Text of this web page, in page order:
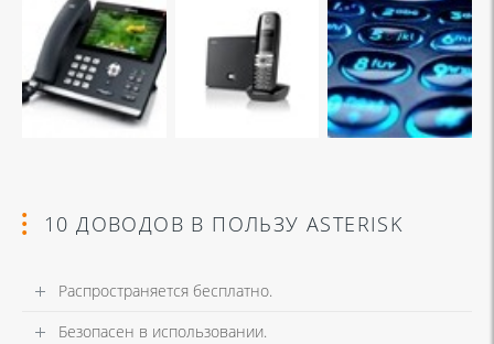
10 ДОВОДОВ В ПОЛЬЗУ ASTERISK
Распространяется бесплатно.
Безопасен в использовании.